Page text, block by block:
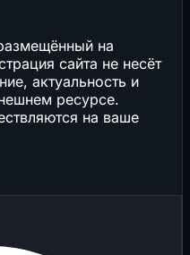
на
сайта не несёт
актуальность и
ресурсе.
на ваше